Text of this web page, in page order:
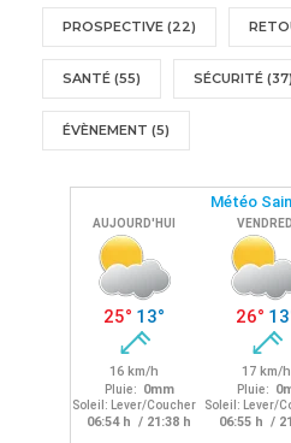
PROSPECTIVE (22)
SANTÉ (55) SÉCURITÉ (37)
ÉVÈNEMENT (5)